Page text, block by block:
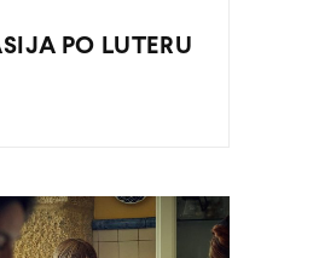
PO LUTERU